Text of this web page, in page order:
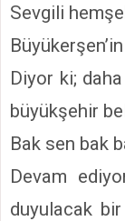
Sevgili
Diyor ki;
büyükşehir
Bak sen bak
Devam
duyulacak